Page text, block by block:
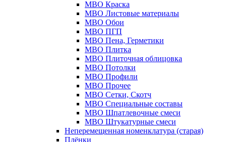
МВО Краска
МВО Листовые материалы
МВО Обои
МВО ПГП
МВО Пена, Герметики
МВО Плитка
МВО Плиточная облицовка
МВО Потолки
МВО Профили
МВО Прочее
МВО Сетки, Скотч
МВО Специальные составы
МВО Шпатлевочные смеси
МВО Штукатурные смеси
Неперемещенная номенклатура (старая)
Плёнки